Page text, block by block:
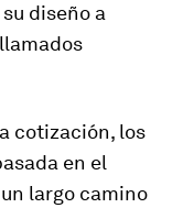
diseño a
cotización, los
en el
largo camino